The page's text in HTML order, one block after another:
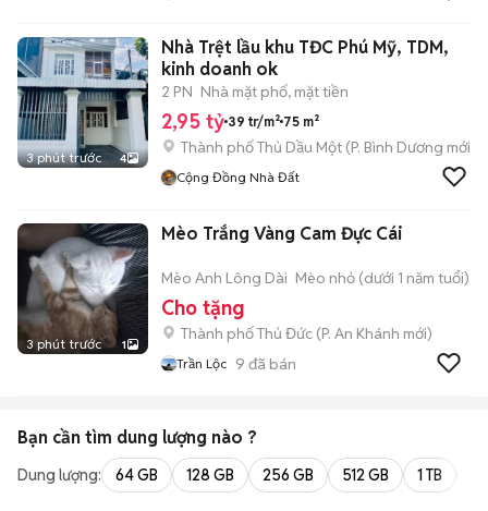
3 phút trước 4
Nhà Trệt lầu khu TĐC Phú Mỹ, TDM,
kinh doanh ok
2 PN Nhà mặt phố, mặt tiền
2,95 tỷ 39 tr/m² 75 m²
Thành phố Thủ Dầu Một (P. Bình Dương mới)
Cộng Đồng Nhà Đất
3 phút trước 1
Mèo Trắng Vàng Cam Đực Cái
Mèo Anh Lông Dài Mèo nhỏ (dưới 1 năm tuổi)
Cho tặng
Thành phố Thủ Đức (P. An Khánh mới)
Trần Lộc 9 đã bán
Bạn cần tìm dung lượng nào ?
Dung lượng: 64 GB 128 GB 256 GB 512 GB 1 TB